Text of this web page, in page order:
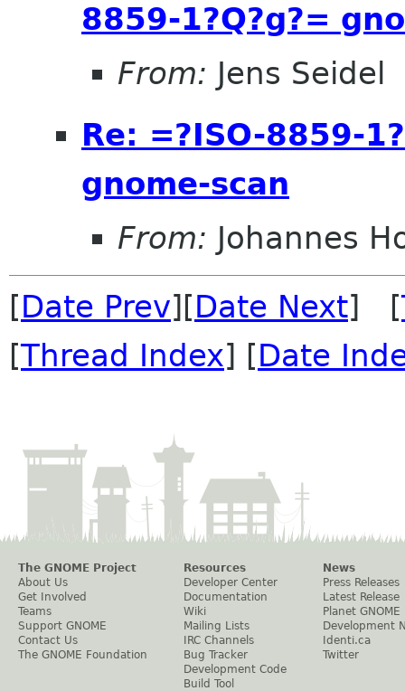
8859-1?Q?g?=
From: Jens Seidel
Re: =?ISO-8859-
gnome-scan
From: Johannes
[Date Prev][Date Next] [
[Thread Index] [Date
The GNOME Project
About Us
Get Involved
Teams
Support GNOME
Contact Us
The GNOME Foundation
Resources
Developer Center
Documentation
Wiki
Mailing Lists
IRC Channels
Bug Tracker
Development Code
Build Tool
News
Press Releases
Latest Release
Planet GNOME
Development
Identi.ca
Twitter